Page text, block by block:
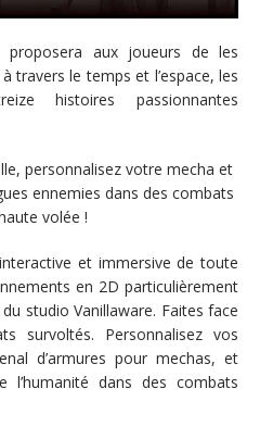
proposera aux joueurs de les
travers le temps et l’espace, les
histoires passionnantes
personnalisez votre mecha et
ennemies dans des combats
volée !
et immersive de toute
en 2D particulièrement
studio Vanillaware. Faites face
survoltés. Personnalisez vos
d’armures pour mechas, et
l’humanité dans des combats